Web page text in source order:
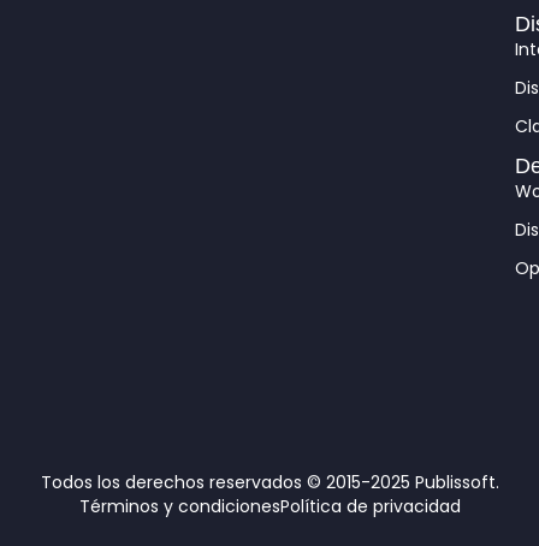
Todos los derechos reservados © 2015-2025 Publissoft.
Términos y condicionesPolítica de privacidad